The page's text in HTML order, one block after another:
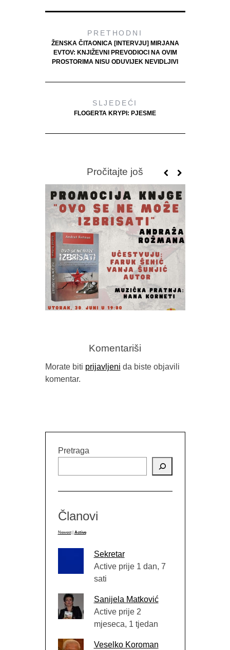
PRETHODNI
ŽENSKA ČITAONICA [INTERVJU] MIRJANA
EVTOV: KNJIŽEVNI PREVODIOCI NA OVIM
PROSTORIMA NISU ODUVIJEK NEVIDLJIVI
SLJEDEĆI
FLOGERTA KRYPI: PJESME
Pročitajte još
MOŽE IZBRISATI” ANDRAŽA
Komentariši
Morate biti prijavljeni da biste objavili
komentar.
Pretraga
Članovi
Newest Active
Sekretar
Active prije 1 dan, 7
sati
Sanijela Matković
Active prije 2
mjeseca, 1 tjedan
Veselko Koroman